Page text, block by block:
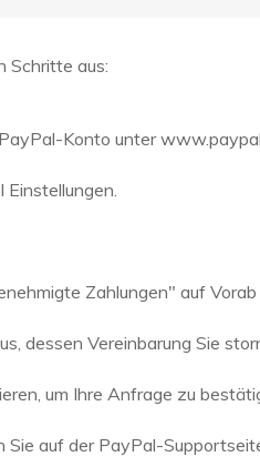
Schritte aus:
Konto unter
Einstellungen.
Zahlungen" auf
dessen Vereinbarung Sie
um Ihre Anfrage zu
auf der PayPal-